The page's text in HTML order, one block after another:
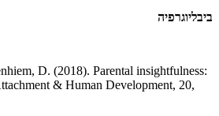
ביבליוגרפיה
D. (2018). Parental insightfulness:
& Human Development, 20,